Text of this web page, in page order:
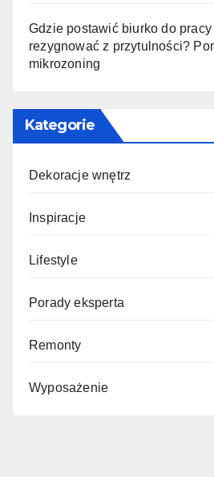
Gdzie postawić biurko do
rezygnować z przytulności?
mikrozoning
Kategorie
Dekoracje wnętrz
Inspiracje
Lifestyle
Porady eksperta
Remonty
Wyposażenie